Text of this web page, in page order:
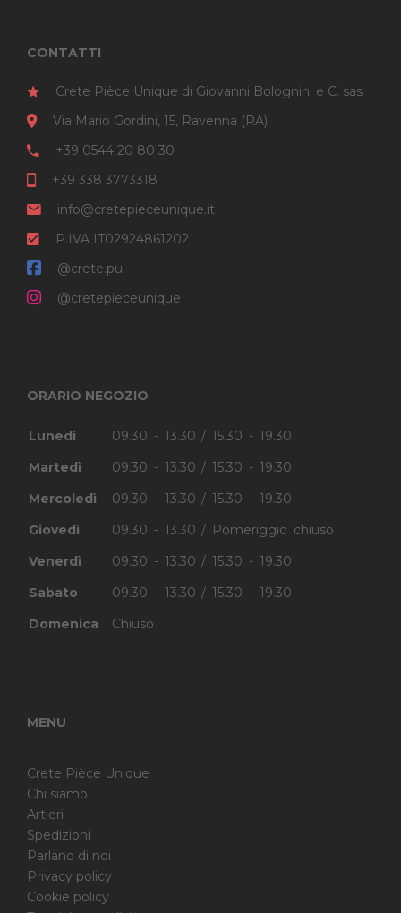
CONTATTI
Crete Pièce Unique di Giovanni Bolognini e C. sas
Via Mario Gordini, 15, Ravenna (RA)
+39 0544 20 80 30
+39 338 3773318
info@cretepieceunique.it
P.IVA IT02924861202
@crete.pu
@cretepieceunique
ORARIO NEGOZIO
Lunedì
09.30 - 13.30 / 15.30 - 19.30
Martedì
09.30 - 13.30 / 15.30 - 19.30
Mercoledì
09.30 - 13.30 / 15.30 - 19.30
Giovedì
09.30 - 13.30 / Pomeriggio chiuso
Venerdì
09.30 - 13.30 / 15.30 - 19.30
Sabato
09.30 - 13.30 / 15.30 - 19.30
Domenica
Chiuso
MENU
Crete Pièce Unique
Chi siamo
Artieri
Spedizioni
Parlano di noi
Privacy policy
Cookie policy